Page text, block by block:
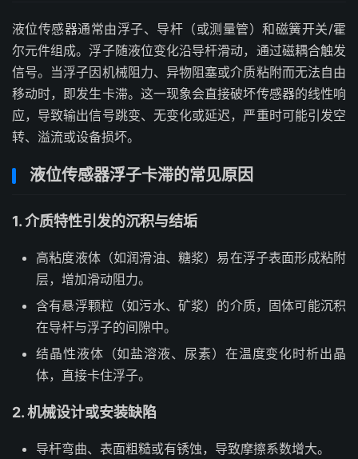
液位传感器通常由浮子、导杆（或测量管）和磁簧开关/霍
尔元件组成。浮子随液位变化沿导杆滑动，通过磁耦合触发
信号。当浮子因机械阻力、异物阻塞或介质粘附而无法自由
移动时，即发生卡滞。这一现象会直接破坏传感器的线性响
应，导致输出信号跳变、无变化或延迟，严重时可能引发空
转、溢流或设备损坏。
液位传感器浮子卡滞的常见原因
1. 介质特性引发的沉积与结垢
高粘度液体（如润滑油、糖浆）易在浮子表面形成粘附
层，增加滑动阻力。
含有悬浮颗粒（如污水、矿浆）的介质，固体可能沉积
在导杆与浮子的间隙中。
结晶性液体（如盐溶液、尿素）在温度变化时析出晶
体，直接卡住浮子。
2. 机械设计或安装缺陷
导杆弯曲、表面粗糙或有锈蚀，导致摩擦系数增大。